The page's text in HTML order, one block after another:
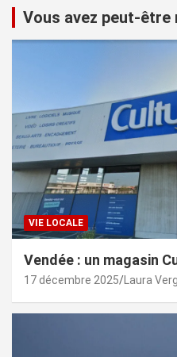
Vous avez peut-être
VIE LOCALE
Vendée : un magasin
17 décembre 2025 Laura